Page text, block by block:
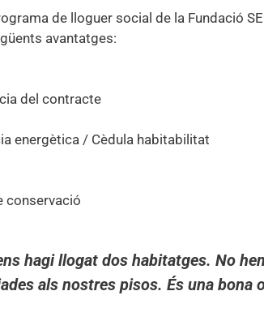
de lloguer social de la Fundació
avantatges:
del contracte
energètica / Cèdula habitabilitat
conservació
hagi llogat dos habitatges. No
als nostres pisos. És una bona